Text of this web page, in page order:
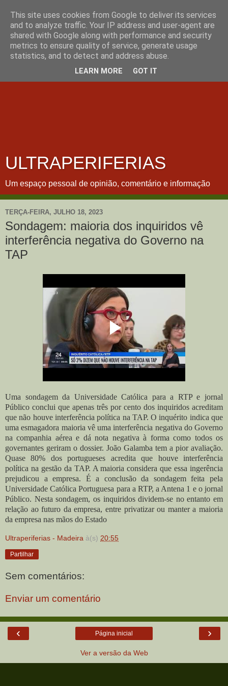
ULTRAPERIFERIAS
Um espaço pessoal de opinião, comentário e informação
TERÇA-FEIRA, JULHO 18, 2023
Sondagem: maioria dos inquiridos vê
interferência negativa do Governo na
TAP
Uma sondagem da Universidade Católica para a RTP e jornal
Público conclui que apenas três por cento dos inquiridos acreditam
que não houve interferência política na TAP. O inquérito indica que
uma esmagadora maioria vê uma interferência negativa do Governo
na companhia aérea e dá nota negativa à forma como todos os
governantes geriram o dossier. João Galamba tem a pior avaliação.
Quase 80% dos portugueses acredita que houve interferência
política na gestão da TAP. A maioria considera que essa ingerência
prejudicou a empresa. É a conclusão da sondagem feita pela
Universidade Católica Portuguesa para a RTP, a Antena 1 e o jornal
Público. Nesta sondagem, os inquiridos dividem-se no entanto em
relação ao futuro da empresa, entre privatizar ou manter a maioria
da empresa nas mãos do Estado
Ultraperiferias - Madeira à(s) 20:55
Partilhar
Sem comentários:
Enviar um comentário
‹ ›
Página inicial
Ver a versão da Web
This site uses cookies from Google to deliver its services
and to analyze traffic. Your IP address and user-agent are
shared with Google along with performance and security
metrics to ensure quality of service, generate usage
statistics, and to detect and address abuse.
LEARN MORE GOT IT